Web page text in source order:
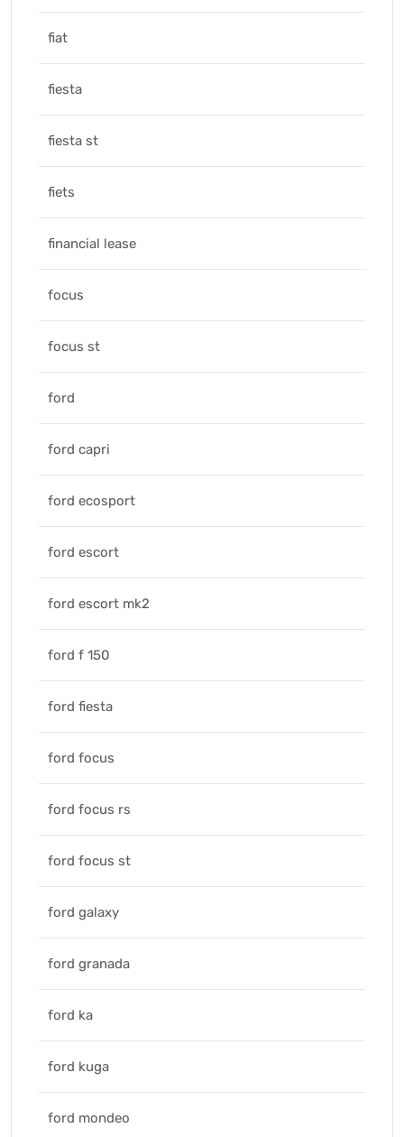
fiat
fiesta
fiesta st
fiets
financial lease
focus
focus st
ford
ford capri
ford ecosport
ford escort
ford escort mk2
ford f 150
ford fiesta
ford focus
ford focus rs
ford focus st
ford galaxy
ford granada
ford ka
ford kuga
ford mondeo